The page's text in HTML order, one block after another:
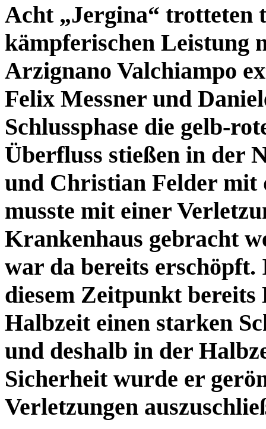
Acht „Jergina“ trotteten
kämpferischen Leistung
Arzignano Valchiampo
Felix Messner und
Schlussphase die gelb-
Überfluss stießen in der
und Christian Felder mit
musste mit einer
Krankenhaus gebracht
war da bereits
diesem Zeitpunkt
Halbzeit einen starken
und deshalb in der
Sicherheit wurde er
Verletzungen